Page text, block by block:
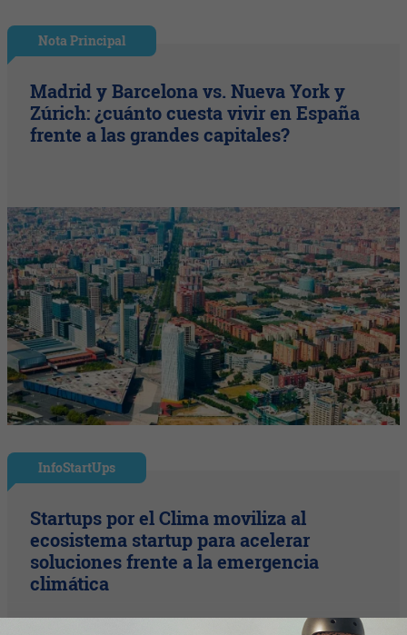
Nota Principal
Madrid y Barcelona vs. Nueva York y
Zúrich: ¿cuánto cuesta vivir en España
frente a las grandes capitales?
InfoStartUps
Startups por el Clima moviliza al
ecosistema startup para acelerar
soluciones frente a la emergencia
climática